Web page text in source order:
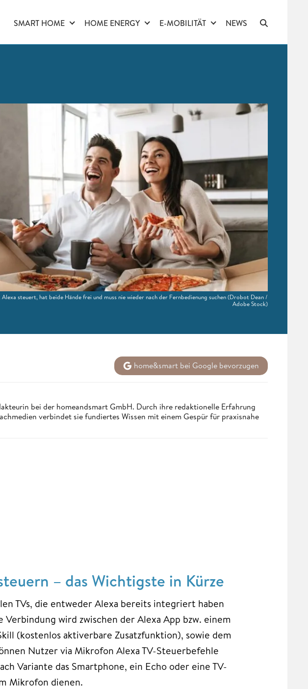
SMART HOME HOME ENERGY E-MOBILITÄT NEWS
steuert, hat beide Hände frei und muss nie wieder nach der Fernbedienung suchen(Drobot Dean /
Adobe Stock)
home&smart bei Google bevorzugen
bei der homeandsmart GmbH. Durch ihre redaktionelle Erfahrung
verbindet sie fundiertes Wissen mit einem Gespür für praxisnahe
– das Wichtigste in Kürze
TVs, die entweder Alexa bereits integriert haben
wird zwischen der Alexa App bzw. einem
(kostenlos aktiverbare Zusatzfunktion), sowie dem
Nutzer via Mikrofon Alexa TV-Steuerbefehle
Variante das Smartphone, ein Echo oder eine TV-
Mikrofon dienen.